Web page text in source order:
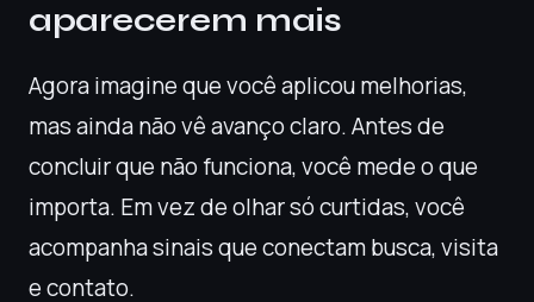
aparecerem mais
Agora imagine que você aplicou melhorias,
mas ainda não vê avanço claro. Antes de
concluir que não funciona, você mede o que
importa. Em vez de olhar só curtidas, você
acompanha sinais que conectam busca, visita
e contato.